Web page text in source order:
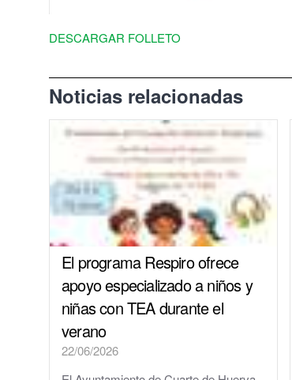
El Tiempo en Cuarte de Huerva
Redes Sociales
DESCARGAR FOLLETO
Noticias relacionadas
El programa Respiro ofrece
apoyo especializado a niños y
niñas con TEA durante el
verano
22/06/2026